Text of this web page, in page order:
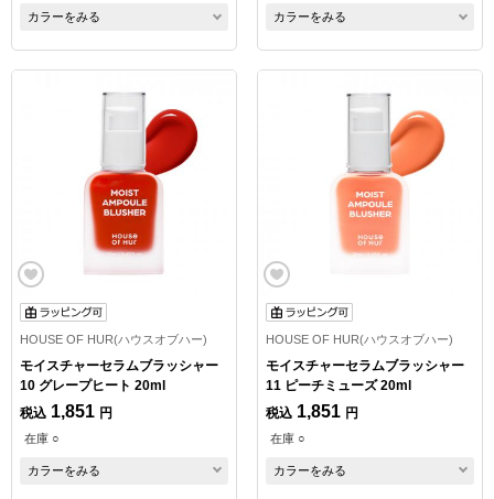
カラーをみる カラーをみる
HOUSE OF HUR(ハウスオブハー)
モイスチャーセラムブラッシャー
10 グレープヒート 20ml
税込 1,851 円
在庫 ○
カラーをみる
HOUSE OF HUR(ハウスオブハー)
モイスチャーセラムブラッシャー
11 ピーチミューズ 20ml
税込 1,851 円
在庫 ○
カラーをみる